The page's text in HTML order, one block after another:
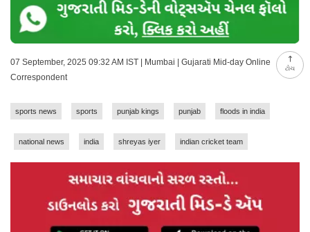
ટોચ
07 September, 2025 09:32 AM IST | Mumbai | Gujarati Mid-day Online
Correspondent
sports news sports punjab kings punjab floods in india
national news india shreyas iyer indian cricket team